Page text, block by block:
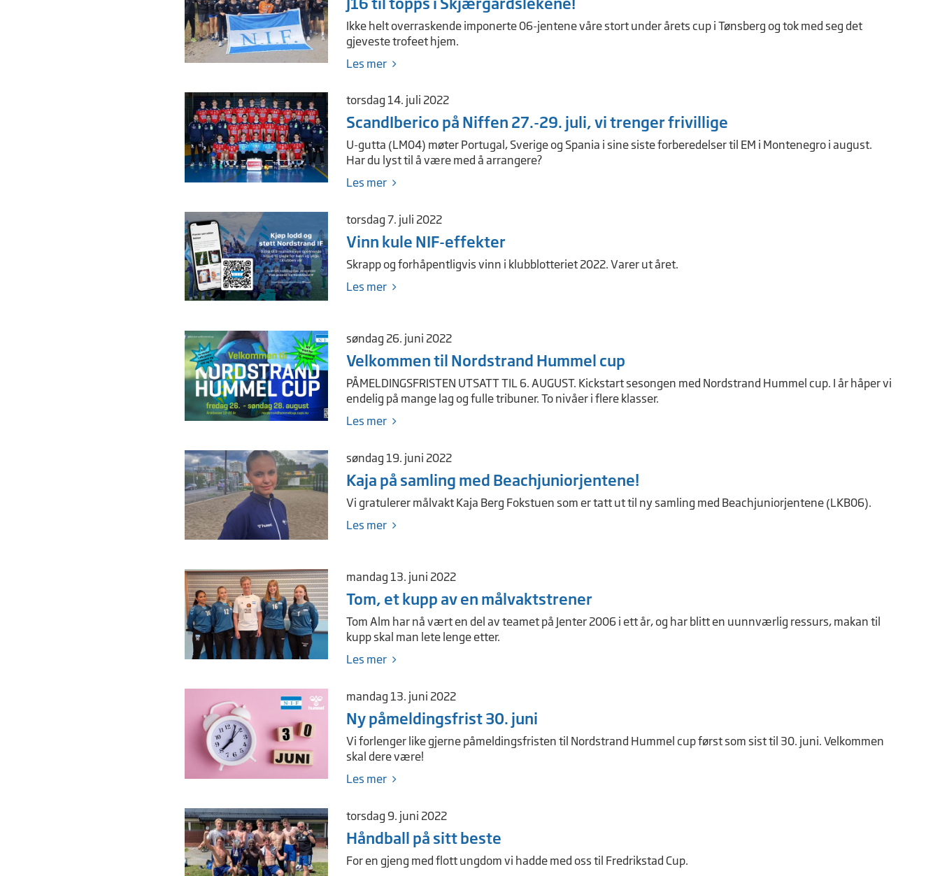
Ikke helt overraskende imponerte 06-jentene våre stort under årets cup i Tønsberg og tok med seg det
gjeveste trofeet hjem.
Les mer
torsdag 14. juli 2022
ScandIberico på Niffen 27.-29. juli, vi trenger frivillige
U-gutta (LM04) møter Portugal, Sverige og Spania i sine siste forberedelser til EM i Montenegro i august.
Har du lyst til å være med å arrangere?
Les mer
torsdag 7. juli 2022
Vinn kule NIF-effekter
Skrapp og forhåpentligvis vinn i klubblotteriet 2022. Varer ut året.
Les mer
søndag 26. juni 2022
Velkommen til Nordstrand Hummel cup
PÅMELDINGSFRISTEN UTSATT TIL 6. AUGUST. Kickstart sesongen med Nordstrand Hummel cup. I år håper vi
endelig på mange lag og fulle tribuner. To nivåer i flere klasser.
Les mer
søndag 19. juni 2022
Kaja på samling med Beachjuniorjentene!
Vi gratulerer målvakt Kaja Berg Fokstuen som er tatt ut til ny samling med Beachjuniorjentene (LKB06).
Les mer
mandag 13. juni 2022
Tom, et kupp av en målvaktstrener
Tom Alm har nå vært en del av teamet på Jenter 2006 i ett år, og har blitt en uunnværlig ressurs, makan til
kupp skal man lete lenge etter.
Les mer
mandag 13. juni 2022
Ny påmeldingsfrist 30. juni
Vi forlenger like gjerne påmeldingsfristen til Nordstrand Hummel cup først som sist til 30. juni. Velkommen
skal dere være!
Les mer
torsdag 9. juni 2022
Håndball på sitt beste
For en gjeng med flott ungdom vi hadde med oss til Fredrikstad Cup.